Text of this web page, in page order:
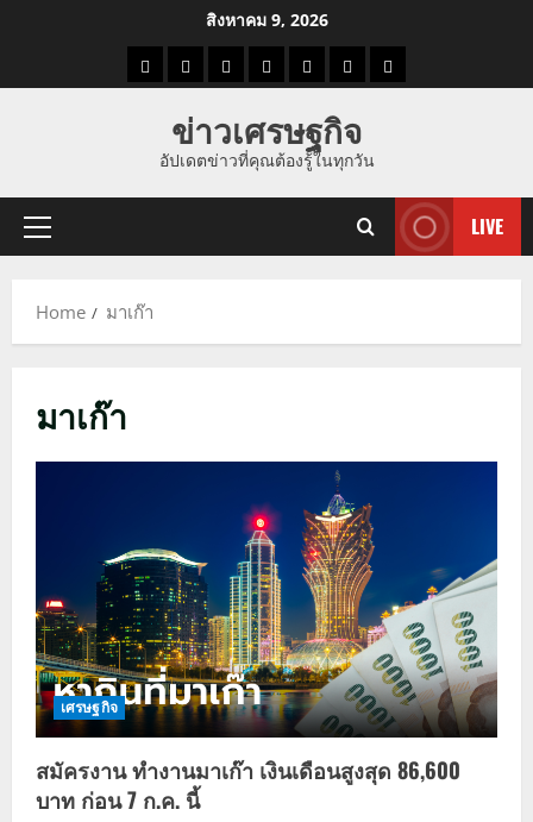
สิงหาคม 9, 2026
ราคาแนว
ราคา
ทอง
ข่าว
นี้
ข่าว
ดูด
ที่
ผู้ชาย
ข่าวเศรษฐกิจ
อัปเดตข่าวที่คุณต้องรู้ในทุกวัน
Primary
LIVE
Home มาเก๊า
มาเก๊า
เศรษฐกิจ
สมัครงาน ทำงานมาเก๊า เงินเดือนสูงสุด 86,600
บาท ก่อน 7 ก.ค. นี้